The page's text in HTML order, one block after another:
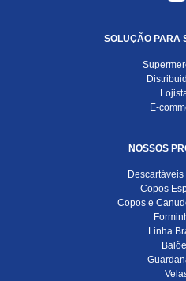
SOLUÇÃO PARA
E-
NOSSOS
Copos
Copos e
Linha